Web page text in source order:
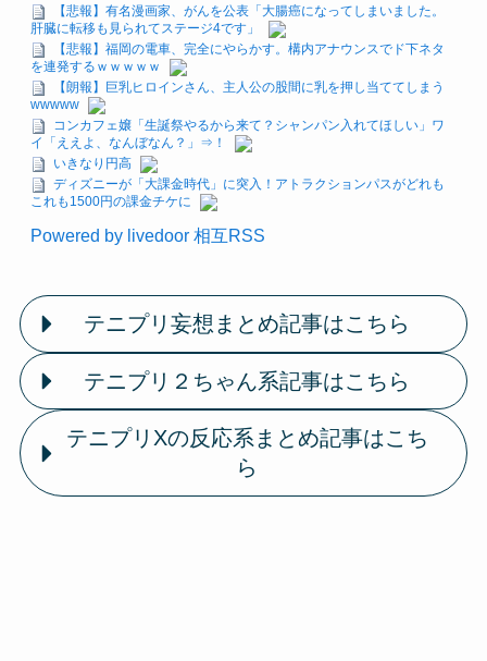
【悲報】有名漫画家、がんを公表「大腸癌になってしまいました。
肝臓に転移も見られてステージ4です」
【悲報】福岡の電車、完全にやらかす。構内アナウンスでド下ネタ
を連発するｗｗｗｗｗ
【朗報】巨乳ヒロインさん、主人公の股間に乳を押し当ててしまう
wwwww
コンカフェ嬢「生誕祭やるから来て？シャンパン入れてほしい」ワ
イ「ええよ、なんぼなん？」⇒！
いきなり円高
ディズニーが「大課金時代」に突入！アトラクションパスがどれも
これも1500円の課金チケに
Powered by livedoor 相互RSS
テニプリ妄想まとめ記事はこちら
テニプリ２ちゃん系記事はこちら
テニプリXの反応系まとめ記事はこち
ら